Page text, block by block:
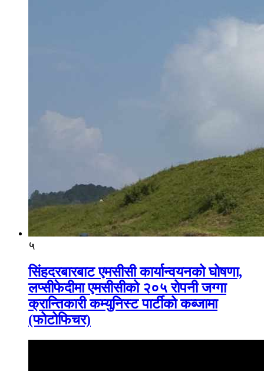
५
सिंहदरबारबाट एमसीसी कार्यान्वयनको घोषणा,
लप्सीफेदीमा एमसीसीको २०५ रोपनी जग्गा
क्रान्तिकारी कम्युनिस्ट पार्टीको कब्जामा
(फोटोफिचर)